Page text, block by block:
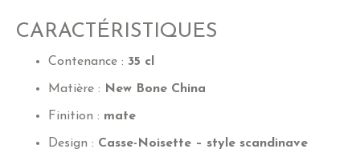
CARACTÉRISTIQUES
Contenance : 35 cl
Matière : New Bone China
Finition : mate
Design : Casse-Noisette – style scandinave